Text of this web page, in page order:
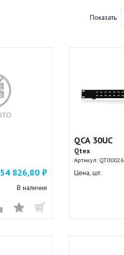
Показать
54 826,80 ₽
В наличии
QCA 30UC
Qtex
Артикул:
Цена, шт.